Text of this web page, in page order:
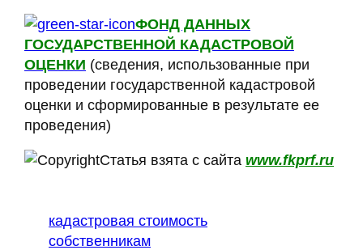
ФОНД ДАННЫХ
ГОСУДАРСТВЕННОЙ КАДАСТРОВОЙ
ОЦЕНКИ (сведения, использованные при
проведении государственной кадастровой
оценки и сформированные в результате ее
проведения)
Статья взята с сайта www.fkprf.ru
кадастровая стоимость
собственникам